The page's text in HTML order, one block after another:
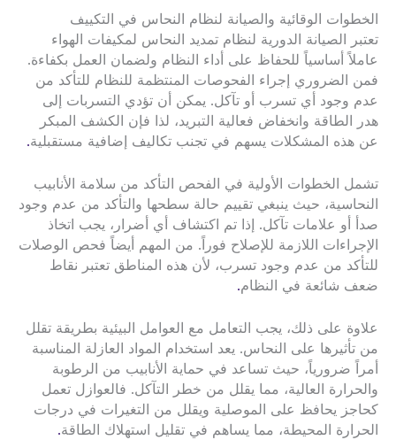
الخطوات الوقائية والصيانة لنظام النحاس في التكييف
تعتبر الصيانة الدورية لنظام تمديد النحاس لمكيفات الهواء
عاملاً أساسياً للحفاظ على أداء النظام ولضمان العمل بكفاءة.
فمن الضروري إجراء الفحوصات المنتظمة للنظام للتأكد من
عدم وجود أي تسرب أو تآكل. يمكن أن تؤدي التسربات إلى
هدر الطاقة وانخفاض فعالية التبريد، لذا فإن الكشف المبكر
عن هذه المشكلات يسهم في تجنب تكاليف إضافية مستقبلية.
تشمل الخطوات الأولية في الفحص التأكد من سلامة الأنابيب
النحاسية، حيث ينبغي تقييم حالة سطحها والتأكد من عدم وجود
صدأ أو علامات تآكل. إذا تم اكتشاف أي أضرار، يجب اتخاذ
الإجراءات اللازمة للإصلاح فوراً. من المهم أيضاً فحص الوصلات
للتأكد من عدم وجود تسرب، لأن هذه المناطق تعتبر نقاط
ضعف شائعة في النظام.
علاوة على ذلك، يجب التعامل مع العوامل البيئية بطريقة تقلل
من تأثيرها على النحاس. يعد استخدام المواد العازلة المناسبة
أمراً ضرورياً، حيث تساعد في حماية الأنابيب من الرطوبة
والحرارة العالية، مما يقلل من خطر التآكل. فالعوازل تعمل
كحاجز يحافظ على الموصلية ويقلل من التغيرات في درجات
الحرارة المحيطة، مما يساهم في تقليل استهلاك الطاقة.